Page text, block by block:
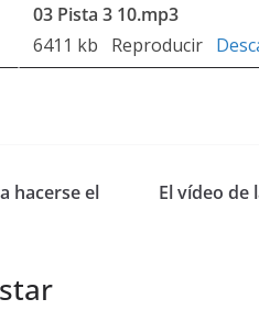
03 Pista 3 10.mp3
6411 kb Reproducir
hacerse el
El vídeo de